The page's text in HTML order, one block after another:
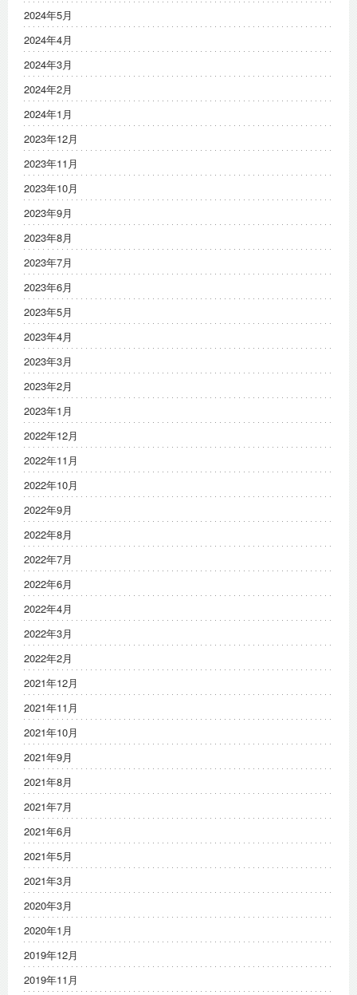
2024年5月
2024年4月
2024年3月
2024年2月
2024年1月
2023年12月
2023年11月
2023年10月
2023年9月
2023年8月
2023年7月
2023年6月
2023年5月
2023年4月
2023年3月
2023年2月
2023年1月
2022年12月
2022年11月
2022年10月
2022年9月
2022年8月
2022年7月
2022年6月
2022年4月
2022年3月
2022年2月
2021年12月
2021年11月
2021年10月
2021年9月
2021年8月
2021年7月
2021年6月
2021年5月
2021年3月
2020年3月
2020年1月
2019年12月
2019年11月